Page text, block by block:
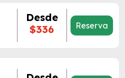
Desde
$336
Reserva